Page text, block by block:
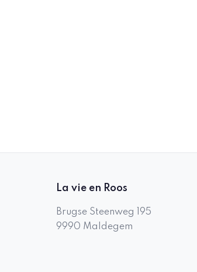
La vie en Roos
Brugse Steenweg 195
9990 Maldegem